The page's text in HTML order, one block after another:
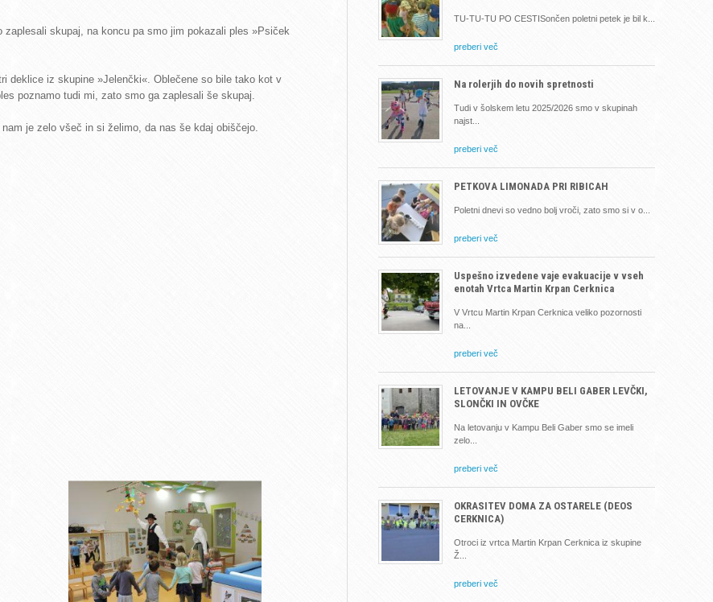
skupaj, na koncu pa smo jim pokazali ples »Psiček
deklice iz skupine »Jelenčki«. Oblečene so bile tako kot v
poznamo tudi mi, zato smo ga zaplesali še skupaj.
je zelo všeč in si želimo, da nas še kdaj obiščejo.
TU-TU-TU PO CESTISončen poletni petek je bil k
preberi več
Na rolerjih do novih spretnosti
Tudi v šolskem letu 2025/2026 smo v skupinah
najst
preberi več
PETKOVA LIMONADA PRI RIBICAH
Poletni dnevi so vedno bolj vroči, zato smo si v o
preberi več
Uspešno izvedene vaje evakuacije v vseh
enotah Vrtca Martin Krpan Cerknica
V Vrtcu Martin Krpan Cerknica veliko pozornosti
na
preberi več
LETOVANJE V KAMPU BELI GABER LEVČKI,
SLONČKI IN OVČKE
Na letovanju v Kampu Beli Gaber smo se imeli
zelo
preberi več
OKRASITEV DOMA ZA OSTARELE (DEOS
CERKNICA)
Otroci iz vrtca Martin Krpan Cerknica iz skupine
Ž
preberi več